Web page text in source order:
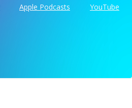
Apple Podcasts YouTube